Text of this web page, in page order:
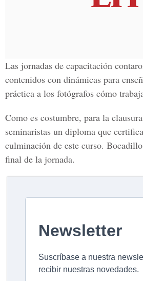
Las jornadas de capacitación
contenidos con dinámicas para
práctica a los fotógrafos cómo
Como es costumbre, para la
seminaristas un diploma que
culminación de este curso.
final de la jornada.